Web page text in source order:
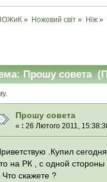
» Ножовий світ » Ніж »
Прошу совета
Прошу совета
« : 26 Лютого 2011,
.Купил
на РК , с одной
Что скажете ?